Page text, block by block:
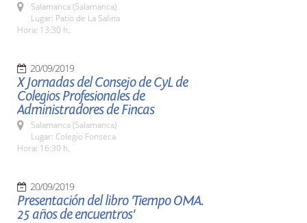
Salamanca (Salamanca)
Lugar: Patio de La Salina
Hora: 13:30 h.
20/09/2019
X Jornadas del Consejo de CyL de
Colegios Profesionales de
Administradores de Fincas
Salamanca (Salamanca)
Lugar: Colegio Fonseca
Hora: 16:30 h.
20/09/2019
Presentación del libro 'Tiempo OMA.
25 años de encuentros'